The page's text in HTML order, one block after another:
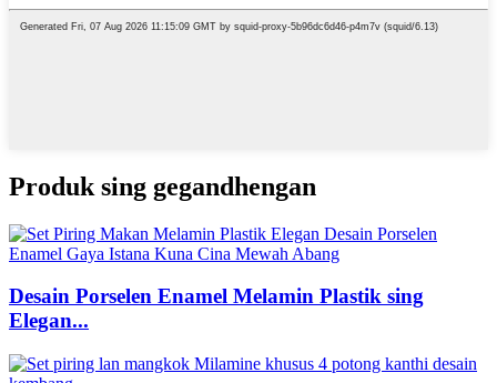
Produk sing gegandhengan
Desain Porselen Enamel Melamin Plastik sing
Elegan...